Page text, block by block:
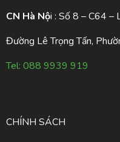
CN Hà Nội : Số 8 – C64 –
Đường Lê Trọng Tấn,
Tel: 088 9939 919
CHÍNH SÁCH